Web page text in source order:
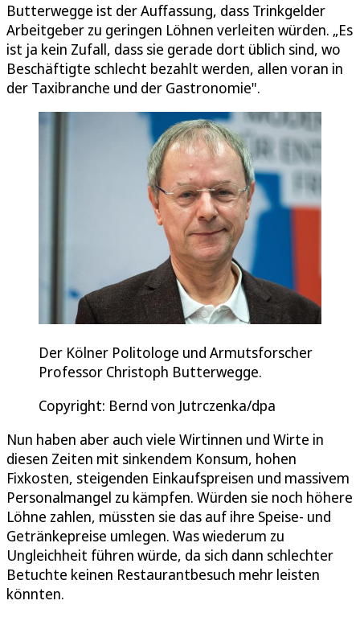
Butterwegge ist der Auffassung, dass Trinkgelder
Arbeitgeber zu geringen Löhnen verleiten würden. „Es
ist ja kein Zufall, dass sie gerade dort üblich sind, wo
Beschäftigte schlecht bezahlt werden, allen voran in
der Taxibranche und der Gastronomie".
Der Kölner Politologe und Armutsforscher
Professor Christoph Butterwegge.
Copyright: Bernd von Jutrczenka/dpa
Nun haben aber auch viele Wirtinnen und Wirte in
diesen Zeiten mit sinkendem Konsum, hohen
Fixkosten, steigenden Einkaufspreisen und massivem
Personalmangel zu kämpfen. Würden sie noch höhere
Löhne zahlen, müssten sie das auf ihre Speise- und
Getränkepreise umlegen. Was wiederum zu
Ungleichheit führen würde, da sich dann schlechter
Betuchte keinen Restaurantbesuch mehr leisten
könnten.